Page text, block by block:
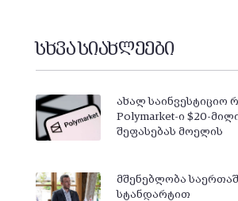
სხვა სიახლეები
ახალ საინვესტიციო
Polymarket-ი $20-
შეფასებას მოელის
მშენებლობა
სტანდარტით